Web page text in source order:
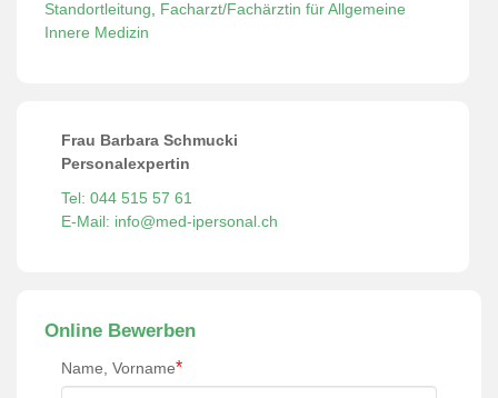
Standortleitung, Facharzt/Fachärztin für Allgemeine
Innere Medizin
Frau Barbara Schmucki
Personalexpertin
Tel: 044 515 57 61
E-Mail: info@med-ipersonal.ch
Online Bewerben
Name, Vorname*